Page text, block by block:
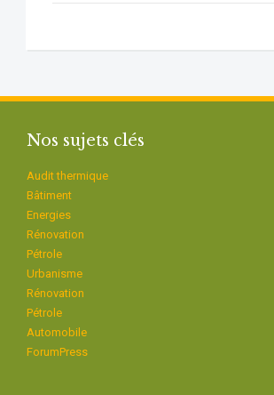
Nos sujets clés
Audit thermique
Bâtiment
Energies
Rénovation
Pétrole
Urbanisme
Rénovation
Pétrole
Automobile
ForumPress